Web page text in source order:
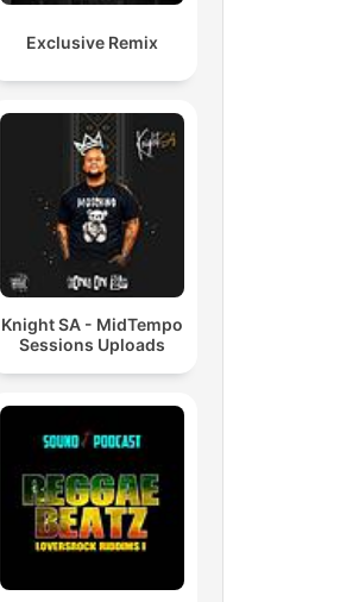
Exclusive Remix
Knight SA - MidTempo
Sessions Uploads